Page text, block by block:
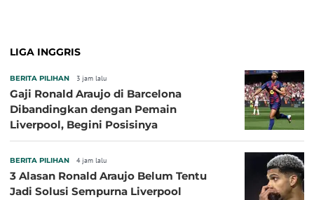
LIGA INGGRIS
BERITA PILIHAN 3 jam lalu
Gaji Ronald Araujo di Barcelona
Dibandingkan dengan Pemain
Liverpool, Begini Posisinya
BERITA PILIHAN 4 jam lalu
3 Alasan Ronald Araujo Belum Tentu
Jadi Solusi Sempurna Liverpool